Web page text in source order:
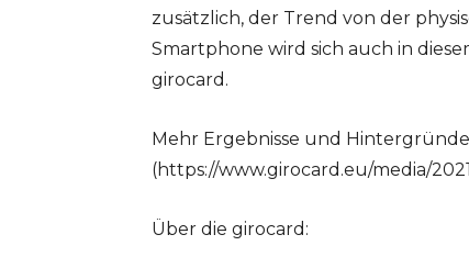
zusätzlich, der Trend von der
Smartphone wird sich auch in
girocard.
Mehr Ergebnisse und Hintergründe
(https://www.girocard.eu/media/
Über die girocard: